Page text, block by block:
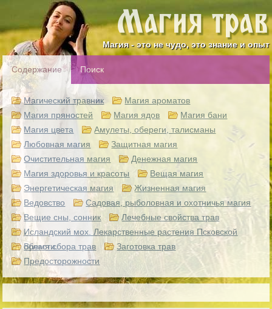
Магия - это не чудо, это знание и опыт
Содержание Поиск
Магический травник
Магия ароматов
Магия пряностей
Магия ядов
Магия бани
Магия цвета
Амулеты, обереги, талисманы
Любовная магия
Защитная магия
Очистительная магия
Денежная магия
Магия здоровья и красоты
Вещая магия
Энергетическая магия
Жизненная магия
Ведовство
Садовая, рыболовная и охотничья магия
Вещие сны, сонник
Лечебные свойства трав
Исландский мох. Лекарственные растения Псковской
области.
Время сбора трав
Заготовка трав
Предосторожности